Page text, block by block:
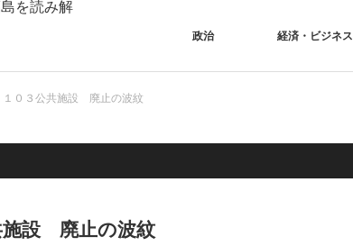
政治 経済・ビジネス
１０３公共施設 廃止の波紋
施設 廃止の波紋